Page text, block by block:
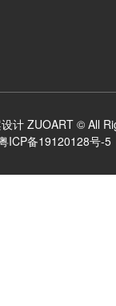
计 ZUOART © All
ICP备19120128号-5